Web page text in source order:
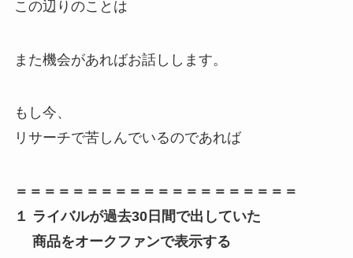
この辺りのことは
また機会があればお話しします。
もし今、
リサーチで苦しんでいるのであれば
＝＝＝＝＝＝＝＝＝＝＝＝＝＝＝＝＝＝＝＝
１ ライバルが過去30日間で出していた
商品をオークファンで表示する